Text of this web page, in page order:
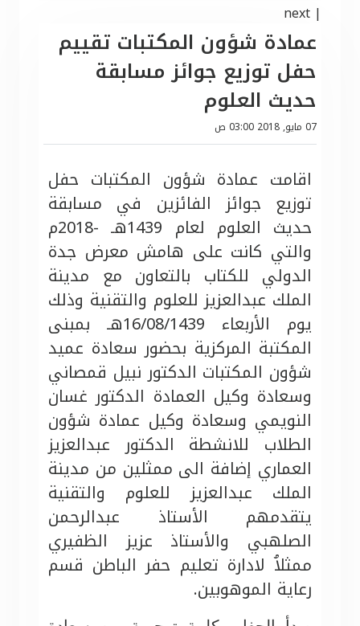
عمادة شؤون المكتبات تقييم
حفل توزيع جوائز مسابقة
حديث العلوم
07 مايو, 2018 03:00 ص
اقامت عمادة شؤون المكتبات حفل
توزيع جوائز الفائزين في مسابقة
حديث العلوم لعام 1439هـ -2018م
والتي كانت على هامش معرض جدة
الدولي للكتاب بالتعاون مع مدينة
الملك عبدالعزيز للعلوم والتقنية وذلك
يوم الأربعاء 16/08/1439هـ بمبنى
المكتبة المركزية بحضور سعادة عميد
شؤون المكتبات الدكتور نبيل قمصاني
وسعادة وكيل العمادة الدكتور غسان
النويمي وسعادة وكيل عمادة شؤون
الطلاب للانشطة الدكتور عبدالعزيز
العماري إضافة الى ممثلين من مدينة
الملك عبدالعزيز للعلوم والتقنية
يتقدمهم الأستاذ عبدالرحمن
الصلهبي والأستاذ عزيز الظفيري
ممثلاُ لادارة تعليم حفر الباطن قسم
رعاية الموهوبين.
|
next